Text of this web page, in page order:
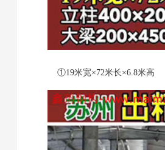
①19米宽×72米长×6.8米高